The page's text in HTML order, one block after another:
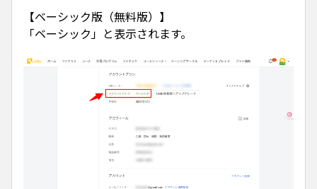
【ベーシック版（無料版）】
「ベーシック」と表示されます。